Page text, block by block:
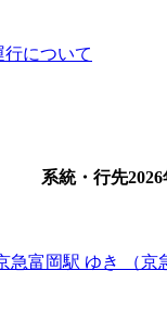
について
系統・行先2026
急富岡駅 ゆき （京